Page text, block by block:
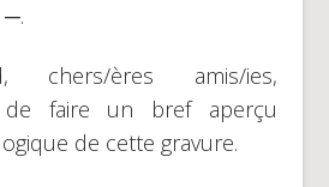
chers/ères amis/ies,
de faire un bref aperçu
de cette gravure.